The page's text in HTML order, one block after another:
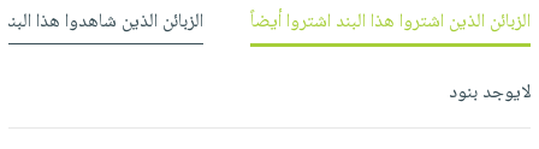
والتخزين
أدوات
المطبخ
اكسسوارات
اكسسوارات
منزلية
مختارة
اشتراكات
الاشتراكات
صندوق
متقدم
الزبائن الذين اشتروا هذا البند اشتروا أيضاً الزبائن الذين شاهدوا هذا
لايوجد بنود